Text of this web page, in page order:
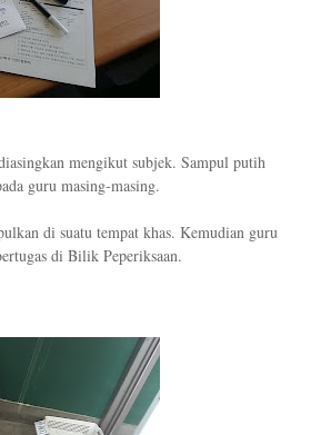
mengikut subjek. Sampul putih
guru masing-masing.
di suatu tempat khas. Kemudian guru
di Bilik Peperiksaan.